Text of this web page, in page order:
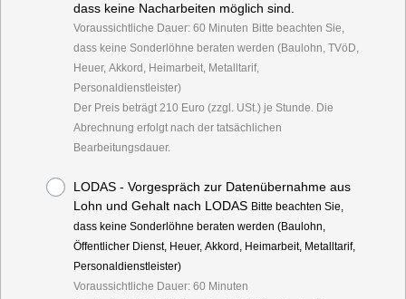
dass keine Nacharbeiten möglich sind.
Voraussichtliche Dauer: 60 Minuten Bitte beachten Sie,
dass keine Sonderlöhne beraten werden (Baulohn, TVöD,
Heuer, Akkord, Heimarbeit, Metalltarif,
Personaldienstleister)
Der Preis beträgt 210 Euro (zzgl. USt.) je Stunde. Die
Abrechnung erfolgt nach der tatsächlichen
Bearbeitungsdauer.
LODAS - Vorgespräch zur Datenübernahme aus
Lohn und Gehalt nach LODAS Bitte beachten Sie,
dass keine Sonderlöhne beraten werden (Baulohn,
Öffentlicher Dienst, Heuer, Akkord, Heimarbeit, Metalltarif,
Personaldienstleister)
Voraussichtliche Dauer: 60 Minuten